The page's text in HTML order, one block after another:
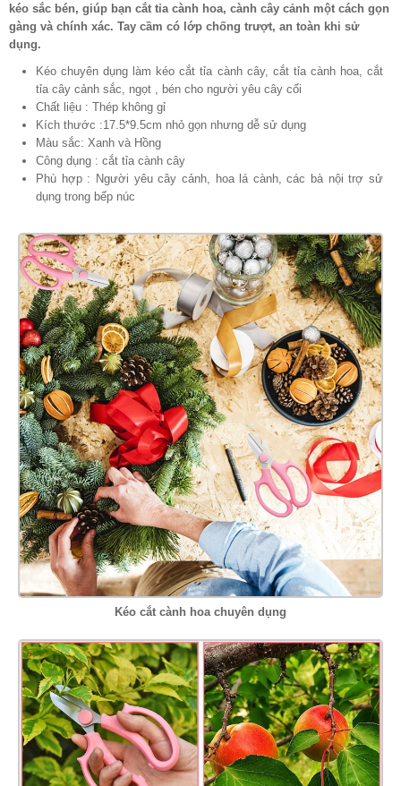
kéo sắc bén, giúp bạn cắt tỉa cành hoa, cành cây cảnh một cách gọn
gàng và chính xác. Tay cầm có lớp chống trượt, an toàn khi sử
dụng.
Kéo chuyên dụng làm kéo cắt tỉa cành cây, cắt tỉa cành hoa, cắt
tỉa cây cảnh sắc, ngọt , bén cho người yêu cây cối
Chất liệu : Thép không gỉ
Kích thước :17.5*9.5cm nhỏ gọn nhưng dễ sử dụng
Màu sắc: Xanh và Hồng
Công dụng : cắt tỉa cành cây
Phù hợp : Người yêu cây cảnh, hoa lá cành, các bà nội trợ sử
dụng trong bếp núc
Kéo cắt cành hoa chuyên dụng